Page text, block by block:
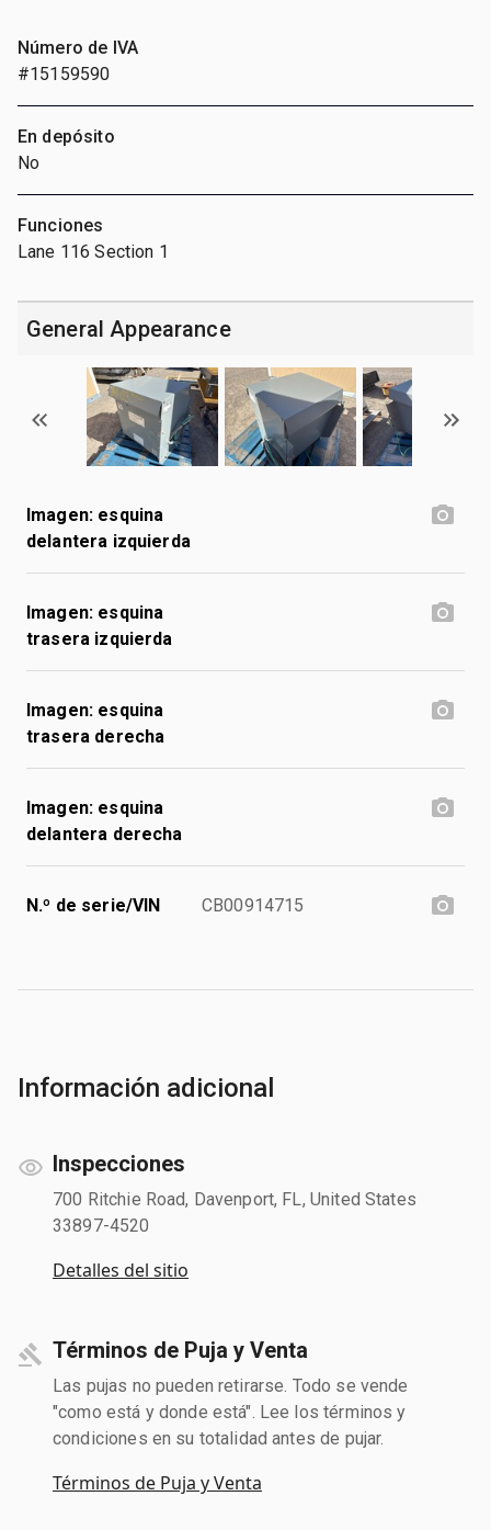
Número de IVA
#15159590
En depósito
No
Funciones
Lane 116 Section 1
General Appearance
Imagen: esquina
delantera izquierda
Imagen: esquina
trasera izquierda
Imagen: esquina
trasera derecha
Imagen: esquina
delantera derecha
N.º de serie/VIN CB00914715
Información adicional
Inspecciones
700 Ritchie Road, Davenport, FL, United States
33897-4520
Detalles del sitio
Términos de Puja y Venta
Las pujas no pueden retirarse. Todo se vende
"como está y donde está". Lee los términos y
condiciones en su totalidad antes de pujar.
Términos de Puja y Venta